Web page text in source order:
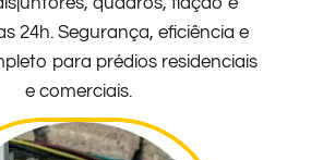
24h. Segurança, eficiência e
para prédios residenciais
e comerciais.